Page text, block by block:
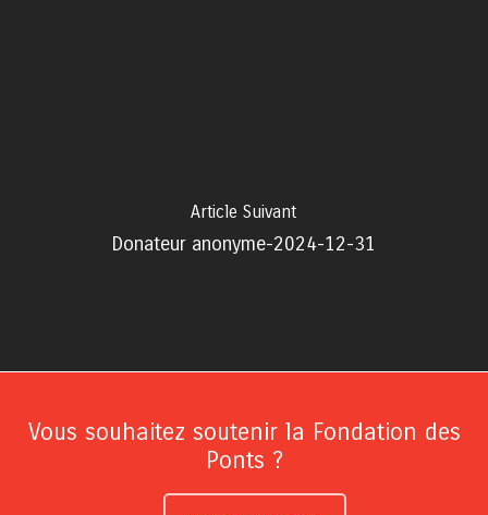
Article Suivant
Donateur anonyme-2024-12-31
Vous souhaitez soutenir la Fondation des
Ponts ?